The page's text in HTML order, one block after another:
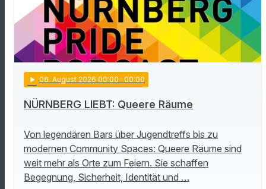
play_arrow 06. August 2026 00:00 · 00:00
NÜRNBERG LIEBT: Queere Räume
Von legendären Bars über Jugendtreffs bis zu
modernen Community Spaces: Queere Räume sind
weit mehr als Orte zum Feiern. Sie schaffen
Begegnung, Sicherheit, Identität und …